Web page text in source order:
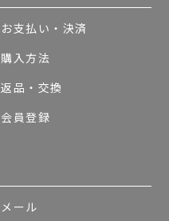
お支払い・決済
購入方法
返品・交換
会員登録
メール